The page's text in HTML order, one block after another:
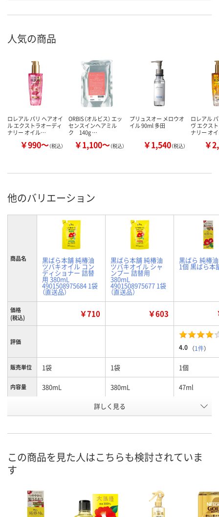
人気の商品
ロレアル パリ ヘアオイ
ル エクストラオーディ
ナリー オイル…
￥990～（税込）
ORBIS（オルビス） エッ
センスインヘアミル
ク 140g …
￥1,100～（税込）
プリュスオー メロウオ
イル 90ml 多田
￥1,540（税込）
ロレアル
ヴ エクス
ナリー オ
￥
他のバリエーション
商品名 黒ばら本舗 純椿油
ツバキオイル コン
ディショナー 詰替
用 380mL
4901508975684 1袋
（直送品）
黒ばら本舗 純椿油
ツバキオイル シャ
ンプー 詰替用
380mL
4901508975677 1袋
（直送品）
黒ばら 純椿
1個 黒ばら本
価格
(税込)
￥710 ￥603
評価
4.0 （1件）
販売単位 1袋 1袋 1個
内容量 380mL 380mL 47ml
シャンプ
UR96730 UR96731 EP22031
在庫 直送品 直送品 3点
詳しく見る
この商品を見た人はこちらも検討されていま
す